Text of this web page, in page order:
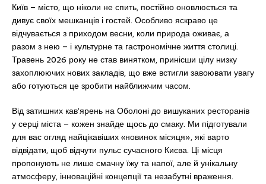
Київ – місто, що ніколи не спить, постійно оновлюється та
дивує своїх мешканців і гостей. Особливо яскраво це
відчувається з приходом весни, коли природа оживає, а
разом з нею – і культурне та гастрономічне життя столиці.
Травень 2026 року не став винятком, принісши цілу низку
захоплюючих нових закладів, що вже встигли завоювати увагу
або готуються це зробити найближчим часом.
Від затишних кав’ярень на Оболоні до вишуканих ресторанів
у серці міста – кожен знайде щось до смаку. Ми підготували
для вас огляд найцікавіших «новинок місяця», які варто
відвідати, щоб відчути пульс сучасного Києва. Ці місця
пропонують не лише смачну їжу та напої, але й унікальну
атмосферу, інноваційні концепції та незабутні враження.